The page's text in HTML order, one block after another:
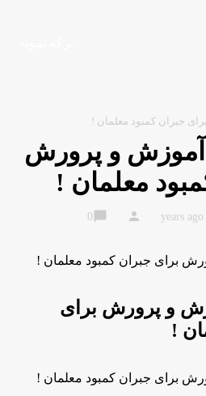
جبران کمبود معلمان !
آموزش و پرورش
معلمان !
person
chat_bubble
برای جبران کمبود معلمان !
و پرورش برای
!
برای جبران کمبود معلمان !